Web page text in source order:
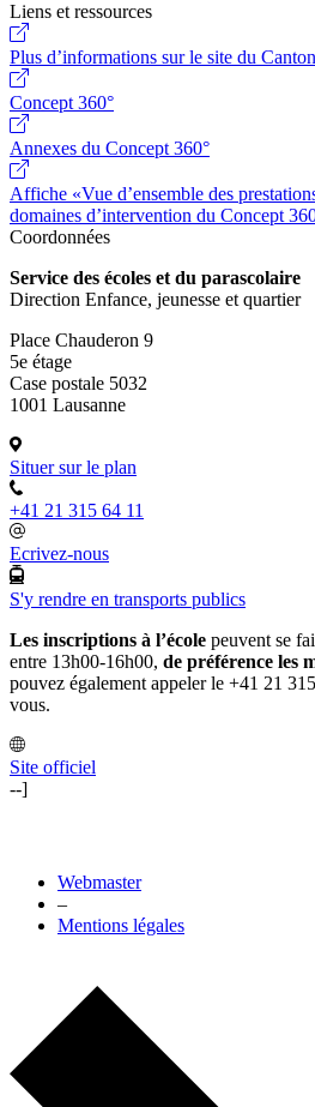
Liens et ressources
Plus d’informations sur le site du Canton
Concept 360°
Annexes du Concept 360°
Affiche «Vue d’ensemble des
domaines d’intervention du Concept
Coordonnées
Service des écoles et du parascolaire
Direction Enfance, jeunesse et quartier
Place Chauderon 9
5e étage
Case postale 5032
1001 Lausanne
Situer sur le plan
+41 21 315 64 11
Ecrivez-nous
S'y rendre en transports publics
Les inscriptions à l’école peuvent se
entre 13h00-16h00, de préférence les
pouvez également appeler le +41 21
vous.
Site officiel
--]
Webmaster
–
Mentions légales